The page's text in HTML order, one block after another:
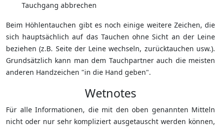
Tauchgang abbrechen
Beim Höhlentauchen gibt es noch einige weitere Zeichen, die
sich hauptsächlich auf das Tauchen ohne Sicht an der Leine
beziehen (z.B. Seite der Leine wechseln, zurücktauchen usw.).
Grundsätzlich kann man dem Tauchpartner auch die meisten
anderen Handzeichen "in die Hand geben".
Wetnotes
Für alle Informationen, die mit den oben genannten Mitteln
nicht oder nur sehr kompliziert ausgetauscht werden können,